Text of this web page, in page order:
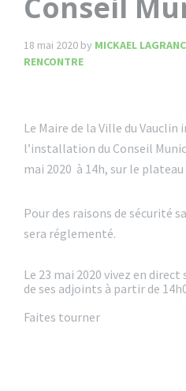
18 mai 2020 by MICKAEL
RENCONTRE
Le Maire de la Ville du
l’installation du Conseil
mai 2020 à 14h, sur le
Pour des raisons de sécurité
sera réglementé.
Le 23 mai 2020 vivez en
de ses adjoints à partir de
Faites tourner